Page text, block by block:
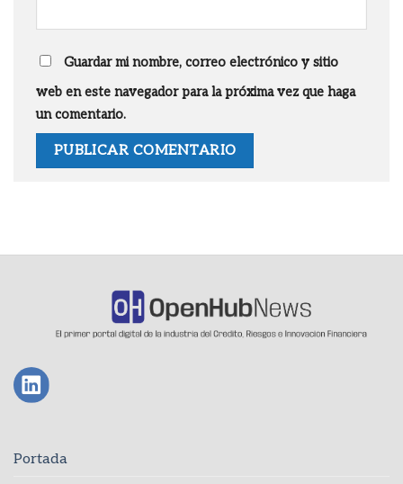
Guardar mi nombre, correo electrónico y sitio
web en este navegador para la próxima vez que haga
un comentario.
Portada